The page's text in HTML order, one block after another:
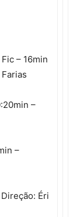
– 16min
–
–
Éri